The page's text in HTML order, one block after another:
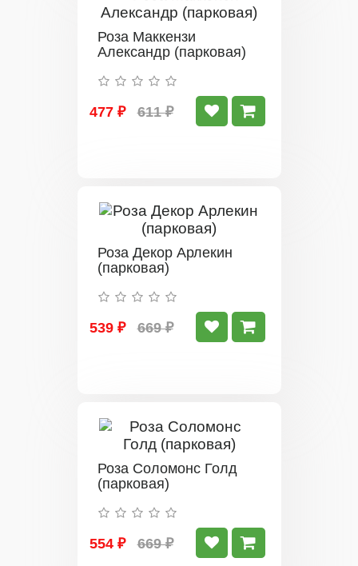
Роза Маккензи
Александр (парковая)
477 ₽ 611 ₽
Роза Декор Арлекин
(парковая)
539 ₽ 669 ₽
Роза Соломонс Голд
(парковая)
554 ₽ 669 ₽